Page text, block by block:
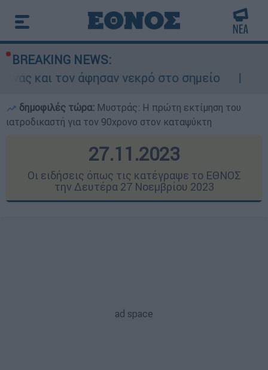
BREAKING NEWS:
νεκρό στο σημείο
Δίωξη για
δημοφιλές τώρα: Μυστράς: Η πρώτη εκτίμηση του
ιατροδικαστή για τον 90χρονο στον καταψύκτη
27.11.2023
Οι ειδήσεις όπως τις κατέγραψε το ΕΘΝΟΣ
την Δευτέρα 27 Νοεμβρίου 2023